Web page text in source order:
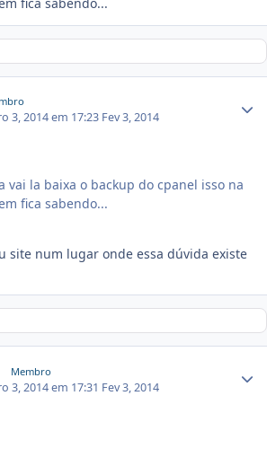
3, 2014 em 17:23 Fev 3, 2014
vai la baixa o backup do cpanel isso na
fica sabendo...
site num lugar onde essa dúvida existe
Membro
3, 2014 em 17:31 Fev 3, 2014